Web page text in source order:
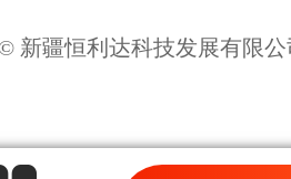
新疆恒利达科技发展有限